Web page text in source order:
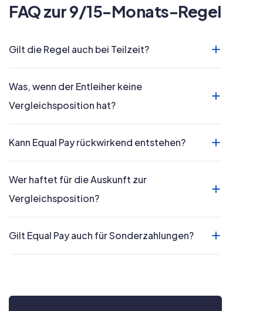
FAQ zur 9/15-Monats-Regel
Gilt die Regel auch bei Teilzeit?
Was, wenn der Entleiher keine
Vergleichsposition hat?
Kann Equal Pay rückwirkend entstehen?
Wer haftet für die Auskunft zur
Vergleichsposition?
Gilt Equal Pay auch für Sonderzahlungen?